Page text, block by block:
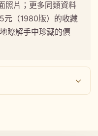
照片；更多同類資料
元（1980版）的收藏
瞭解手中珍藏的價